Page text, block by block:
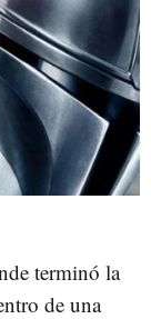
terminó la
de una